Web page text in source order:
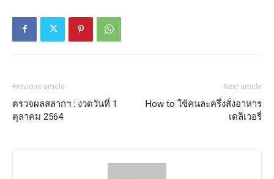
Previous article
ตรวจผลสลากฯ : งวดวันที่ 1
ตุลาคม 2564
Next article
How to ใช้คนละครึ่งสั่งอาหาร
เดลิเวอรี่